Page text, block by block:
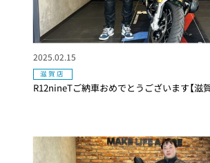
R12nineTご納車おめでとうございます【滋賀
2025.02.15
滋賀店